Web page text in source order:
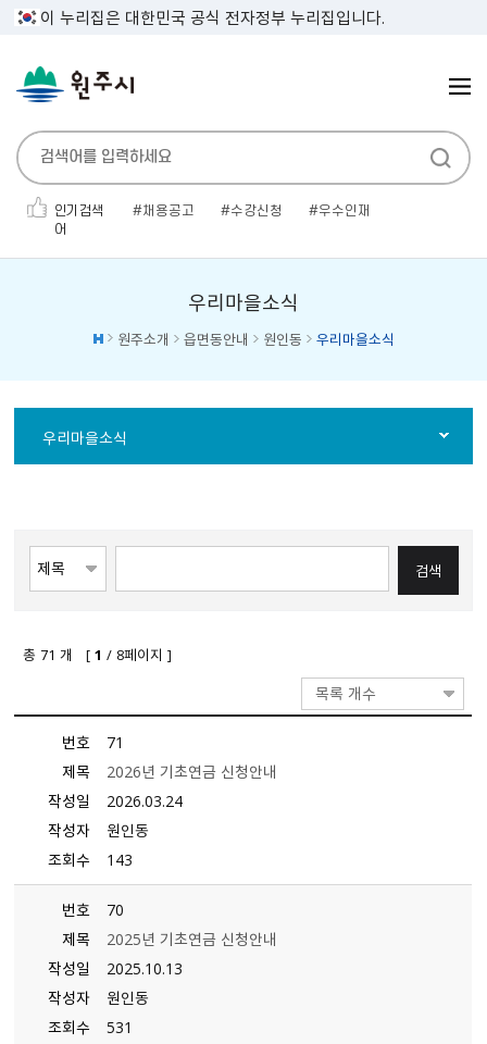
이 누리집은 대한민국 공식 전자정부 누리집입니다.
인기검색
어
채용공고 수강신청
우수인재
우리마을소식
원주소개 읍면동안내 원인동 우리마을소식
우리마을소식
총 71 개 [1 / 8페이지 ]
목록 개수
번호
71
제목
2026년 기초연금 신청안내
작성일
2026.03.24
작성자
원인동
조회수
143
번호
70
제목
2025년 기초연금 신청안내
작성일
2025.10.13
작성자
원인동
조회수
531